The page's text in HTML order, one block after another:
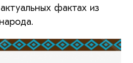
фактах из